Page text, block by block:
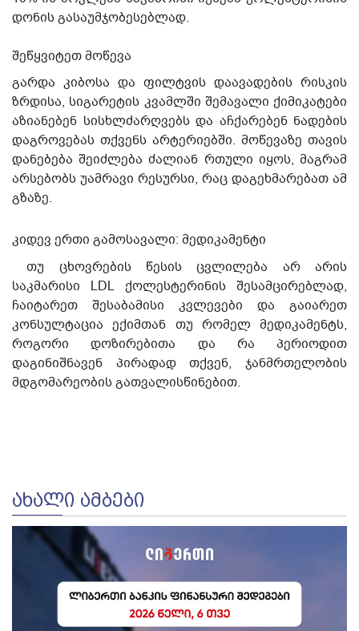
დონის გასაუმჯობესებლად.
შეწყვიტეთ მოწევა
გარდა კიბოსა და ფილტვის დაავადების რისკის
ზრდისა, სიგარეტის კვამლში შემავალი ქიმიკატები
აზიანებენ სისხლძარღვებს და აჩქარებენ ნადების
დაგროვებას თქვენს არტერიებში. მოწევაზე თავის
დანებება შეიძლება ძალიან რთული იყოს, მაგრამ
არსებობს უამრავი რესურსი, რაც დაგეხმარებათ ამ
გზაზე.
კიდევ ერთი გამოსავალი: მედიკამენტი
თუ ცხოვრების წესის ცვლილება არ არის
საკმარისი LDL ქოლესტერინის შესამცირებლად,
ჩაიტარეთ შესაბამისი კვლევები და გაიარეთ
კონსულტაცია ექიმთან თუ რომელ მედიკამენტს,
როგორი დოზირებითა და რა პერიოდით
დაგინიშნავენ პირადად თქვენ, ჯანმრთელობის
მდგომარეობის გათვალისწინებით.
ᲐᲮᲐᲚᲘ ᲐᲛᲑᲔᲑᲘ